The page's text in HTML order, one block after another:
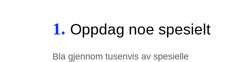
1. Oppdag noe spesielt
Bla gjennom tusenvis av spesielle